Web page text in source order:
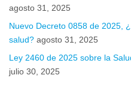
agosto 31, 2025
Nuevo Decreto 0858 de 2025,
salud? agosto 31, 2025
Ley 2460 de 2025 sobre la
julio 30, 2025